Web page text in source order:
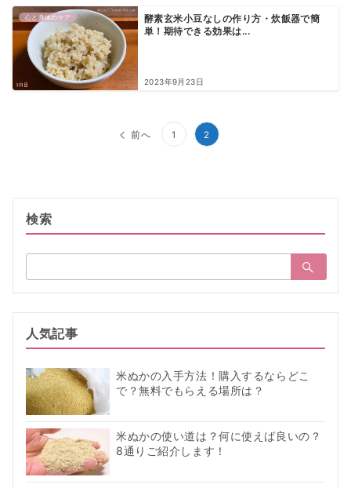
心と身体のケア
酵素玄米小豆なしの作り方・炊飯器で簡
単！期待できる効果は...
2023年9月23日
ペ
ー
送
前へ 1 2
検索
索：
人気記事
米ぬかの入手方法！購入するならどこ
で？無料でもらえる場所は？
米ぬかの使い道は？何に使えば良いの？
8通りご紹介します！